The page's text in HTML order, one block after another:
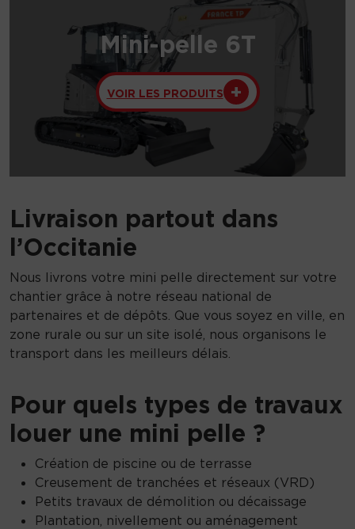
Mini-pelle 6T
VOIR LES PRODUITS
Livraison partout dans
l’Occitanie
Nous livrons votre mini pelle directement sur votre
chantier grâce à notre réseau national de
partenaires et de dépôts. Que vous soyez en ville, en
zone rurale ou sur un site isolé, nous organisons le
transport dans les meilleurs délais.
Pour quels types de travaux
louer une mini pelle ?
Création de piscine ou de terrasse
Creusement de tranchées et réseaux (VRD)
Petits travaux de démolition ou décaissage
Plantation, nivellement ou aménagement